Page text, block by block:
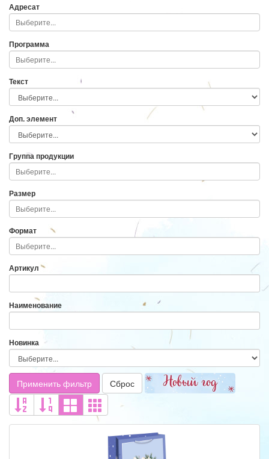
Адресат
Программа
Текст
Доп. элемент
Группа продукции
Размер
Формат
Артикул
Наименование
Новинка
Применить фильтр Сброс